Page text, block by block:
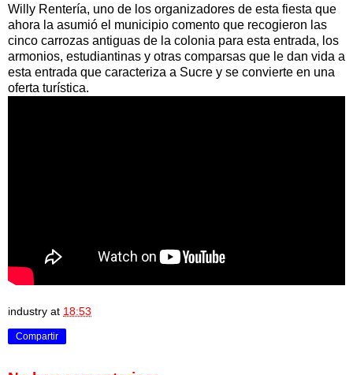
Willy Rentería, uno de los organizadores de esta fiesta que
ahora la asumió el municipio comento que recogieron las
cinco carrozas antiguas de la colonia para esta entrada, los
armonios, estudiantinas y otras comparsas que le dan vida a
esta entrada que caracteriza a Sucre y se convierte en una
oferta turística.
industry at 18:53
Compartir